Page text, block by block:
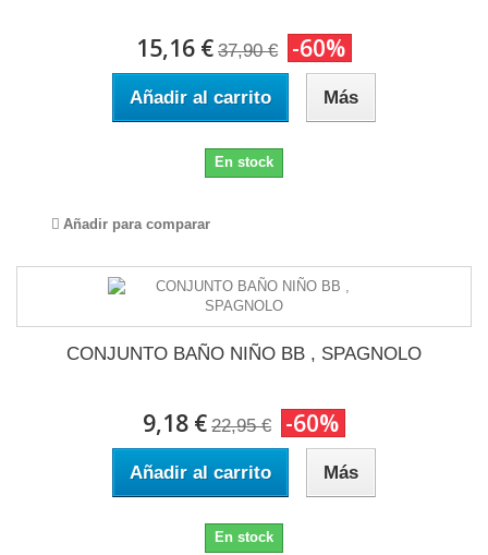
15,16 € 37,90 € -60%
Añadir al carrito Más
En stock
Añadir para comparar
CONJUNTO BAÑO NIÑO BB , SPAGNOLO
9,18 € 22,95 € -60%
Añadir al carrito Más
En stock